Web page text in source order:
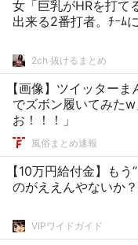
女「巨乳がHRを打て
出来る2番打者。ﾁｰﾑ
2ch 抜けるまとめ
【画像】ツイッター
でズボン履いてみた
お！！！」
風俗まとめ速報
【10万円給付金】も
のがええんやないか？
VIPワイドガイド